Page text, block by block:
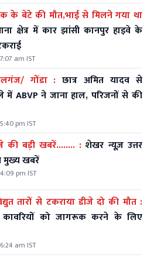
के बेटे की मौत,भाई से मिलने गया था
क्षेत्र में कार झांसी कानपुर हाइवे के
am IST
परसपुर/करनैलगंज/ गोंडा : छात्र अमित यादव से
में ABVP ने जाना हाल, परिजनों से की
pm IST
की बड़ी खबरें........ : शेखर न्यूज़ उत्तर
मुख्य खबरें
pm IST
सीतापुर में विद्युत तारों से टकराया डीजे दो की मौत :
को जागरूक करने के लिए
am IST